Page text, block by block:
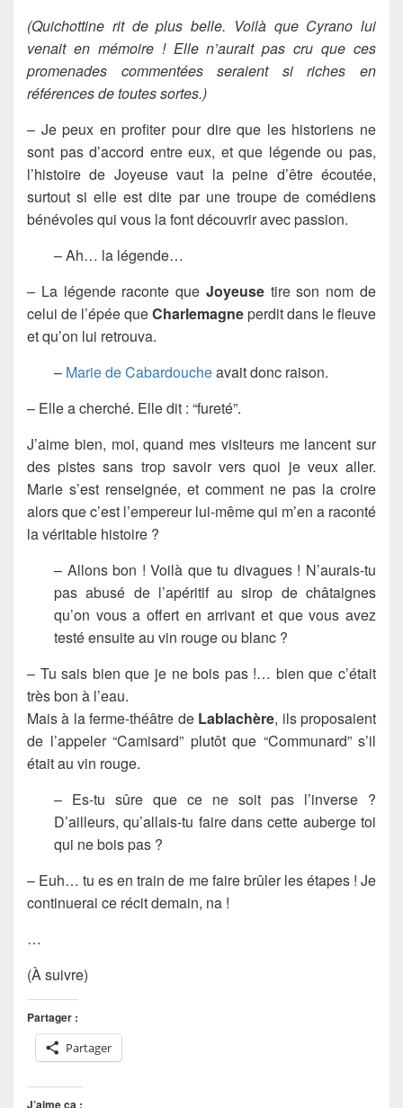
(Quichottine rit de plus belle. Voilà que Cyrano lui
venait en mémoire ! Elle n’aurait pas cru que ces
promenades commentées seraient si riches en
références de toutes sortes.)
– Je peux en profiter pour dire que les historiens ne
sont pas d’accord entre eux, et que légende ou pas,
l’histoire de Joyeuse vaut la peine d’être écoutée,
surtout si elle est dite par une troupe de comédiens
bénévoles qui vous la font découvrir avec passion.
– Ah… la légende…
– La légende raconte que Joyeusetire son nom de
celui de l’épée queCharlemagneperdit dans le fleuve
et qu’on lui retrouva.
– Marie de Cabardoucheavait donc raison.
– Elle a cherché. Elle dit : “fureté”.
J’aime bien, moi, quand mes visiteurs me lancent sur
des pistes sans trop savoir vers quoi je veux aller.
Marie s’est renseignée, et comment ne pas la croire
alors que c’est l’empereur lui-même qui m’en a raconté
la véritable histoire ?
– Allons bon ! Voilà que tu divagues ! N’aurais-tu
pas abusé de l’apéritif au sirop de châtaignes
qu’on vous a offert en arrivant et que vous avez
testé ensuite au vin rouge ou blanc ?
– Tu sais bien que je ne bois pas !… bien que c’était
très bon à l’eau.
Mais à la ferme-théâtre de Lablachère, ils proposaient
de l’appeler “Camisard” plutôt que “Communard” s’il
était au vin rouge.
– Es-tu sûre que ce ne soit pas l’inverse ?
D’ailleurs, qu’allais-tu faire dans cette auberge toi
qui ne bois pas ?
– Euh… tu es en train de me faire brûler les étapes ! Je
continuerai ce récit demain, na !
…
(À suivre)
Partager :
Partager
J’aime ça :